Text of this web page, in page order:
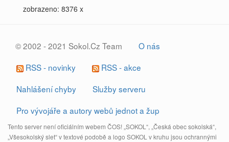
zobrazeno: 8376 x
© 2002 - 2021 Sokol.Cz Team
O nás
RSS - novinky
RSS - akce
Nahlášení chyby
Služby serveru
Pro vývojáře a autory webů jednot a žup
Tento server není oficiálním webem ČOS! „SOKOL“, „Česká obec sokolská“,
„Všesokolský slet“ v textové podobě a logo SOKOL v kruhu jsou ochrannými